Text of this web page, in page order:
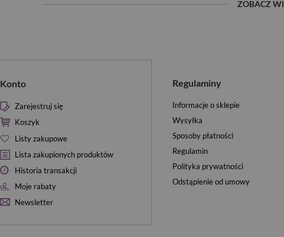
ZOBACZ
Konto
Zarejestruj się
Koszyk
Listy zakupowe
Lista zakupionych produktów
Historia transakcji
Moje rabaty
Newsletter
Regulaminy
Informacje o sklepie
Wysyłka
Sposoby płatności
Regulamin
Polityka prywatności
Odstąpienie od umowy